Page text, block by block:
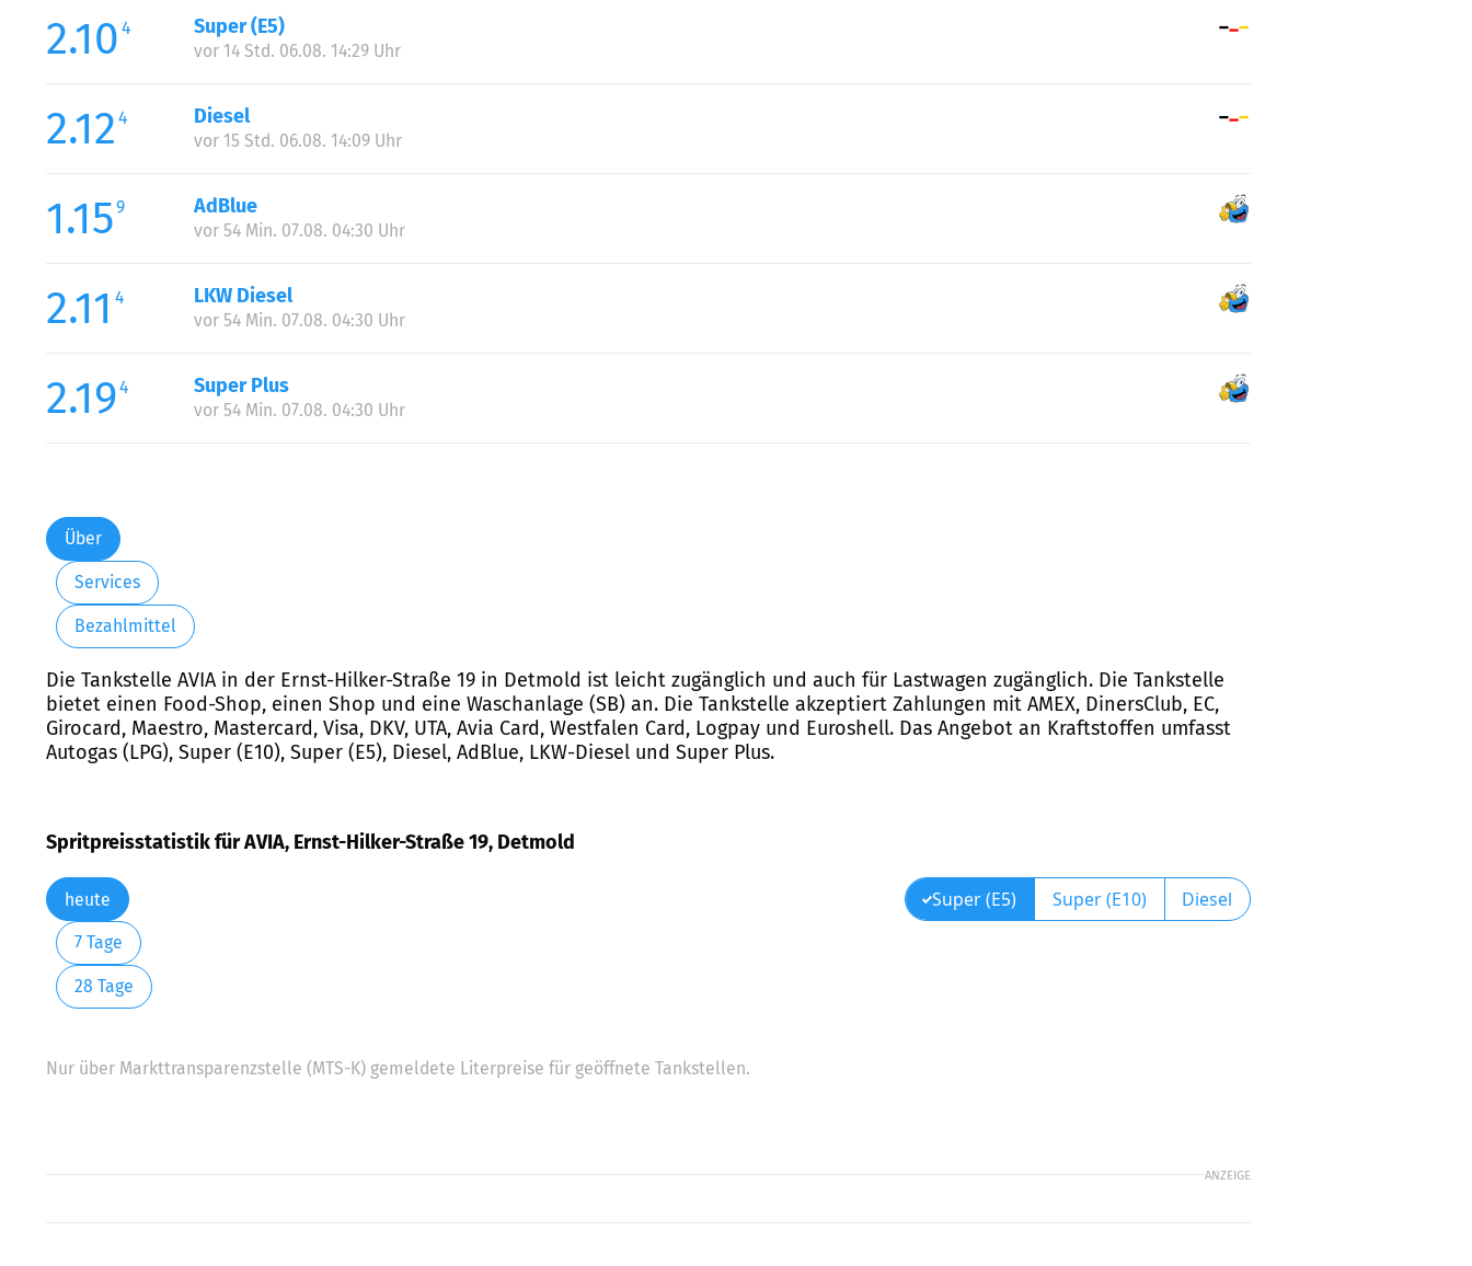
2.10 4 Super (E5)
vor 14 Std. 06.08. 14:29 Uhr
2.12 4 Diesel
vor 15 Std. 06.08. 14:09 Uhr
1.159 AdBlue
vor 54 Min. 07.08. 04:30 Uhr
2.11 4 LKW Diesel
vor 54 Min. 07.08. 04:30 Uhr
2.194 Super Plus
vor 54 Min. 07.08. 04:30 Uhr
Über
Services
Bezahlmittel
Die Tankstelle AVIA in der Ernst-Hilker-Straße 19 in Detmold ist leicht zugänglich und auch für Lastwagen zugänglich. Die Tankstelle
bietet einen Food-Shop, einen Shop und eine Waschanlage (SB) an. Die Tankstelle akzeptiert Zahlungen mit AMEX, DinersClub, EC,
Girocard, Maestro, Mastercard, Visa, DKV, UTA, Avia Card, Westfalen Card, Logpay und Euroshell. Das Angebot an Kraftstoffen umfasst
Autogas (LPG), Super (E10), Super (E5), Diesel, AdBlue, LKW-Diesel und Super Plus.
Spritpreisstatistik für AVIA, Ernst-Hilker-Straße 19, Detmold
heute
7 Tage
28 Tage
Super (E5) Super (E10) Diesel
Nur über Markttransparenzstelle (MTS-K) gemeldete Literpreise für geöffnete Tankstellen.
ANZEIGE